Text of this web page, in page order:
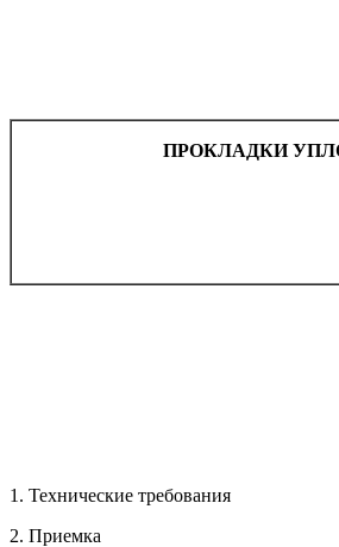
ПРОКЛАДКИ
1. Технические требования
2. Приемка